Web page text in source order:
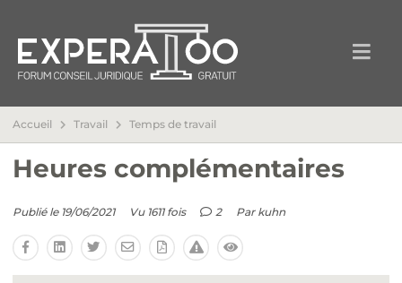
Accueil Travail Temps de travail
Heures complémentaires
Publié le 19/06/2021 Vu 1611 fois 2 Par kuhn